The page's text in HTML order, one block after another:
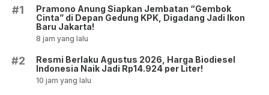
#1
Pramono Anung Siapkan Jembatan “Gembok
Cinta” di Depan Gedung KPK, Digadang Jadi Ikon
Baru Jakarta!
8 jam yang lalu
#2
Resmi Berlaku Agustus 2026, Harga Biodiesel
Indonesia Naik Jadi Rp14.924 per Liter!
10 jam yang lalu